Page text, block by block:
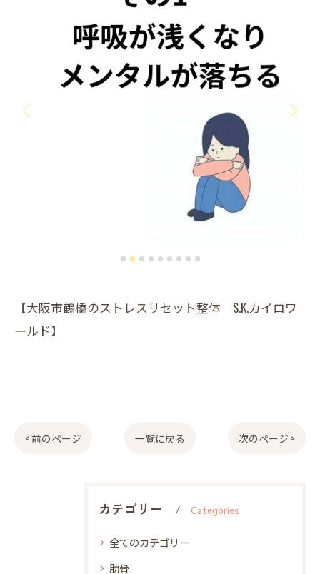
【大阪市鶴橋のストレスリセット整体 S.K.カイロワ
ールド】
< 前のページ 一覧に戻る 次のページ >
カテゴリー Categories
全てのカテゴリー
肋骨